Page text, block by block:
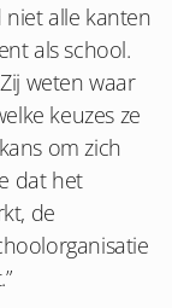
alle kanten
als school.
weten waar
keuzes ze
om zich
dat het
de